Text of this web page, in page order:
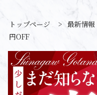
トップページ > 最新情報
円OFF